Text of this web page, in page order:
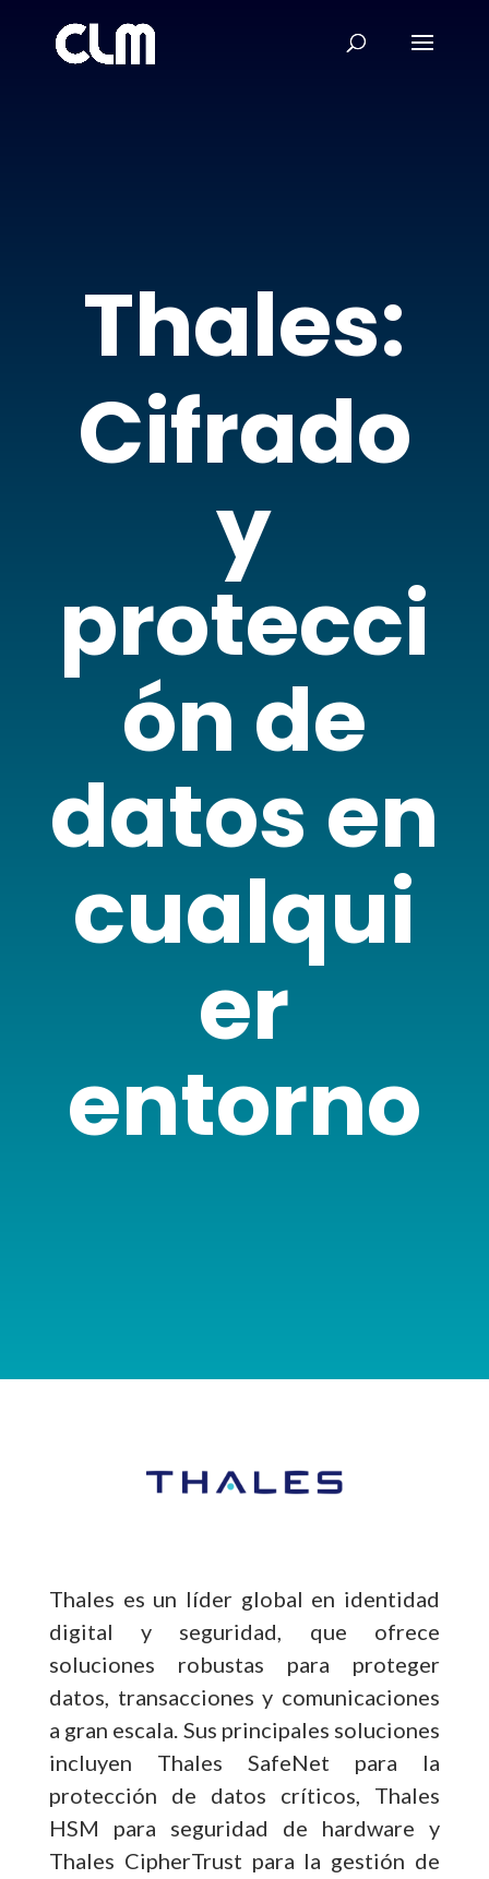
Thales:
Cifrado
y
protecci
ón de
datos en
cualqui
er
entorno
Thales es un líder global en identidad
digital y seguridad, que ofrece
soluciones robustas para proteger
datos, transacciones y comunicaciones
a gran escala. Sus principales soluciones
incluyen Thales SafeNet para la
protección de datos críticos, Thales
HSM para seguridad de hardware y
Thales CipherTrust para la gestión de